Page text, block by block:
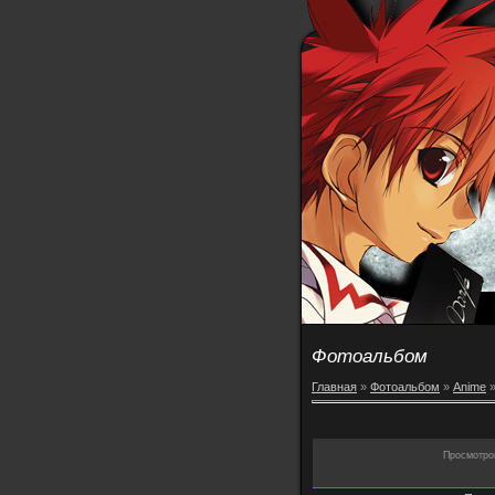
Фотоальбом
Главная » Фотоальбом » Anime »